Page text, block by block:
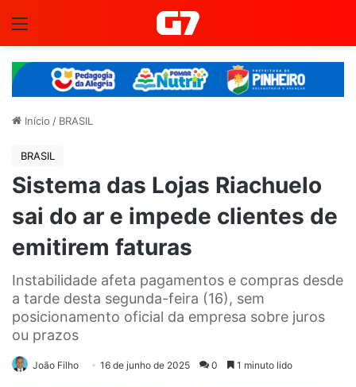
Início / BRASIL
BRASIL
Sistema das Lojas Riachuelo
sai do ar e impede clientes de
emitirem faturas
Instabilidade afeta pagamentos e compras desde
a tarde desta segunda-feira (16), sem
posicionamento oficial da empresa sobre juros
ou prazos
João Filho 16 de junho de 2025 0 1 minuto lido